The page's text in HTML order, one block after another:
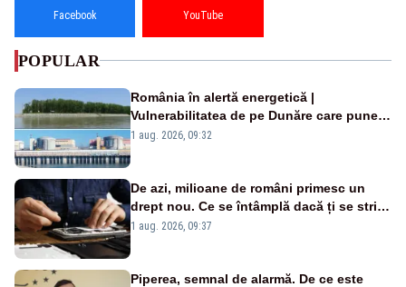
Facebook YouTube
POPULAR
România în alertă energetică |
Vulnerabilitatea de pe Dunăre care pune
în pericol Centrala Cernavodă era
1 aug. 2026, 09:32
De azi, milioane de români primesc un
drept nou. Ce se întâmplă dacă ți se strică
un produs
1 aug. 2026, 09:37
Piperea, semnal de alarmă. De ce este